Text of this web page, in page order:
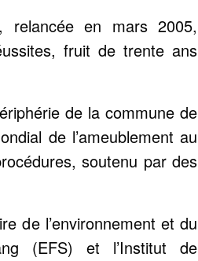
relancée en mars 2005,
fruit de trente ans
de la commune de
de l’ameublement au
soutenu par des
de l’environnement et du
(EFS) et l’Institut de